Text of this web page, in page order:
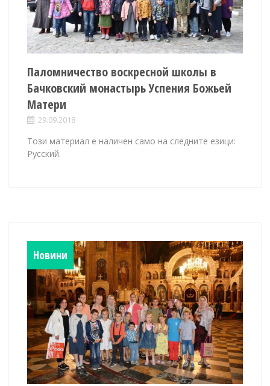
Паломничество воскресной школы в
Бачковский монастырь Успения Божьей
Матери
29.09.2018
Този материал е наличен само на следните езици:
Русский.
Новини